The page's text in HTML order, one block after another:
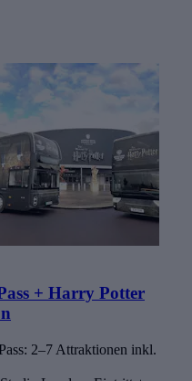
+ Harry Potter
2–7 Attraktionen inkl.